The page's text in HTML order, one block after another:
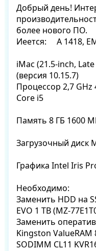
Добрый день!
более нового ПО.
Иеется:     А 1418,
iMac (21.5-inch,
(версия 10.15.7)
Процессор 2,7
Core i5
Память 8 ГБ 1600
Загрузочный диск
Графика Intel Iris
Необходимо:
Заменить HDD на
EVO 1 TB (MZ-
Заменить
Kingston ValueRAM
SODIMM CL11